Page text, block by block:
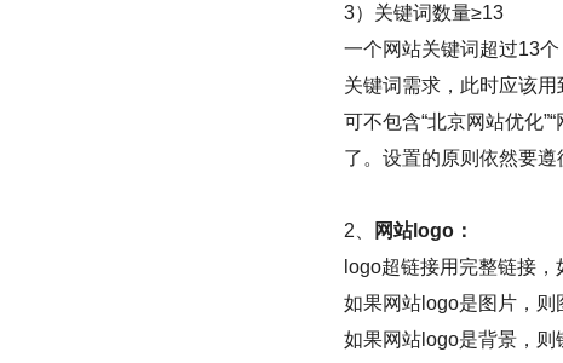
3）关键词数量≥13
一个网站关键词超过13
关键词需求，此时应该
可不包含“北京网站优化
了。设置的原则依然要遵
2、
网站logo：
logo超链接用完整链接
如果网站logo是图片，则
如果网站logo是背景，则